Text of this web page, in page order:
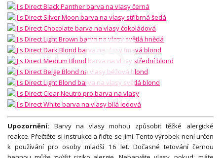
Upozornění: Barvy na vlasy mohou způsobit těžké alergické
reakce. Přečtěte si instrukce a řiďte se jimi. Tento výrobek není určen
k používání pro osoby mladší 16 let. Dočasné tetování černou